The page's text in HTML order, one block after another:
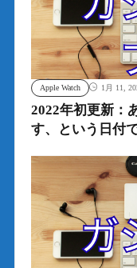
Apple Watch 1月 11,
2022年初更新：
す、という日付